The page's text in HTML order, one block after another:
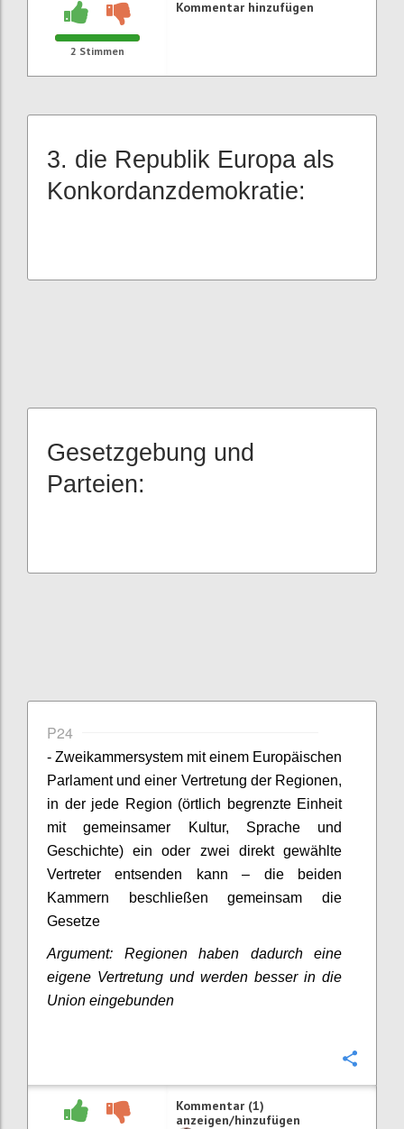
2 Stimmen
Kommentar hinzufügen
3. die Republik Europa als
Konkordanzdemokratie:
Gesetzgebung und
Parteien:
P24
- Zweikammersystem mit einem Europäischen
Parlament und einer Vertretung der Regionen,
in der jede Region (örtlich begrenzte Einheit
mit gemeinsamer Kultur, Sprache und
Geschichte) ein oder zwei direkt gewählte
Vertreter entsenden kann – die beiden
Kammern beschließen gemeinsam die
Gesetze
Argument: Regionen haben dadurch eine
eigene Vertretung und werden besser in die
Union eingebunden
Kommentar (1)
anzeigen/hinzufügen